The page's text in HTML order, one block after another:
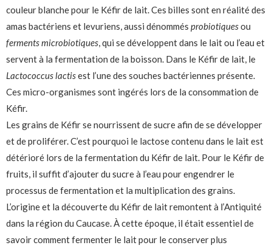
couleur blanche pour le Kéfir de lait. Ces billes sont en réalité des
amas bactériens et levuriens, aussi dénommés probiotiquesou
ferments microbiotiques, qui se développent dans le lait ou l’eau et
servent à la fermentation de la boisson. Dans le Kéfir de lait, le
Lactococcus lactisest l’une des souches bactériennes présente.
Ces micro-organismes sont ingérés lors de la consommation de
Kéfir.
Les grains de Kéfir se nourrissent de sucre afin de se développer
et de proliférer. C’est pourquoi le lactose contenu dans le lait est
détérioré lors de la fermentation du Kéfir de lait. Pour le Kéfir de
fruits, il suffit d’ajouter du sucre à l’eau pour engendrer le
processus de fermentation et la multiplication des grains.
L’origine et la découverte du Kéfir de lait remontent à l’Antiquité
dans la région du Caucase. À cette époque, il était essentiel de
savoir comment fermenter le lait pour le conserver plus